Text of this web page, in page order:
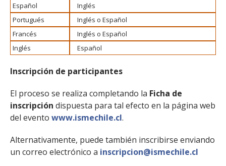
Español
Inglés
Portugués
Inglés o Español
Francés
Inglés o Español
Inglés
Español
Inscripción de participantes
El proceso se realiza completando la Ficha de
inscripción dispuesta para tal efecto en la página web
del evento www.ismechile.cl.
Alternativamente, puede también inscribirse enviando
un correo electrónico a inscripcion@ismechile.cl